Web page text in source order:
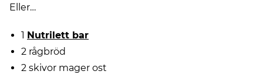
Eller…
1 Nutrilett bar
2 rågbröd
2 skivor mager ost